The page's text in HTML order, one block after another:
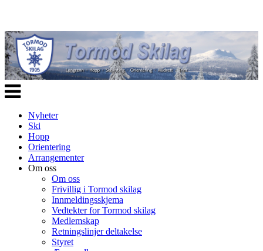
Veksle
navigasjon
Nyheter
Ski
Hopp
Orientering
Arrangementer
Om oss
Om oss
Frivillig i Tormod skilag
Innmeldingsskjema
Vedtekter for Tormod skilag
Medlemskap
Retningslinjer deltakelse
Styret